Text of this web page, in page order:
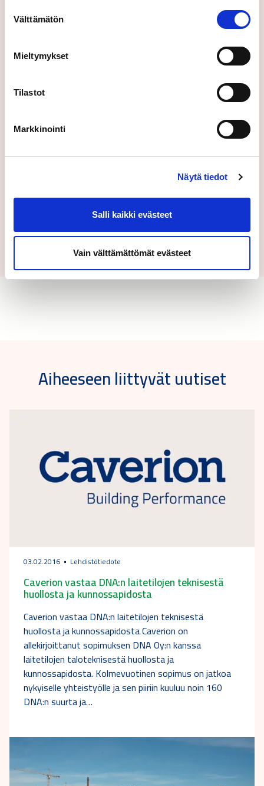
valinta
Välttämätön
Mieltymykset
Tilastot
Markkinointi
Näytä tiedot
Salli kaikki evästeet
Vain välttämättömät evästeet
Lähettämällä tämän lomakkeen hyväksyt
käyttöehtomme.
Lähetä
Aiheeseen liittyvät uutiset
03.02.2016 Lehdistötiedote
Caverion vastaa DNA:n laitetilojen teknisestä
huollosta ja kunnossapidosta
Caverion vastaa DNA:n laitetilojen teknisestä
huollosta ja kunnossapidosta Caverion on
allekirjoittanut sopimuksen DNA Oy:n kanssa
laitetilojen taloteknisestä huollosta ja
kunnossapidosta. Kolmevuotinen sopimus on jatkoa
nykyiselle yhteistyölle ja sen piiriin kuuluu noin 160
DNA:n suurta ja…